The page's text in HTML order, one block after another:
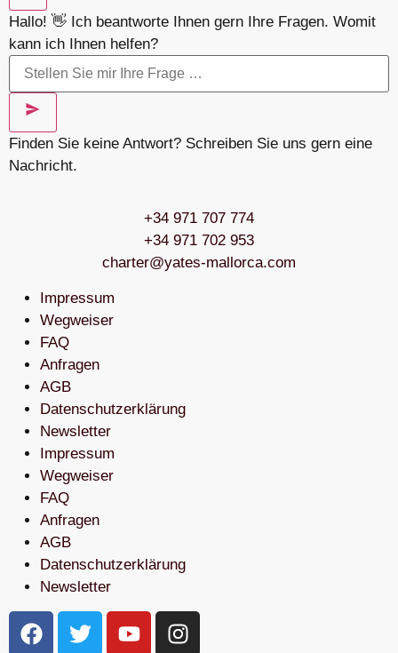
Hallo! 👋 Ich beantworte Ihnen gern Ihre Fragen. Womit
kann ich Ihnen helfen?
Finden Sie keine Antwort? Schreiben Sie uns gern eine
Nachricht.
+34 971 707 774
+34 971 702 953
charter@yates-mallorca.com
Impressum
Wegweiser
FAQ
Anfragen
AGB
Datenschutzerklärung
Newsletter
Impressum
Wegweiser
FAQ
Anfragen
AGB
Datenschutzerklärung
Newsletter